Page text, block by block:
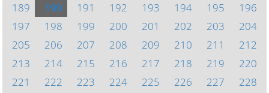
189
190 191 192 193 194 195
196
197
198 199 200 201 202 203
204
205
206 207 208 209 210 211
212
213
214 215 216 217 218 219
220
221
222 223 224 225 226 227
228